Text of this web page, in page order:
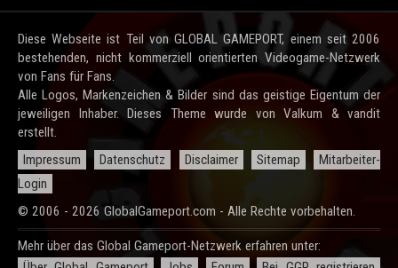
Diese Webseite ist Teil von GLOBAL GAMEPORT, einem seit 2006
bestehenden, nicht kommerziell orientierten Videogame-Netzwerk
von Fans für Fans.
Alle Logos, Markenzeichen & Bilder sind das geistige Eigentum der
jeweiligen Inhaber. Dieses Theme wurde von Valkum & vandit
erstellt.
Impressum
Datenschutz Disclaimer Sitemap
Mitarbeiter-
Login
© 2006 - 2026 GlobalGameport.com - Alle Rechte vorbehalten.
Mehr über das Global Gameport-Netzwerk erfahren unter: